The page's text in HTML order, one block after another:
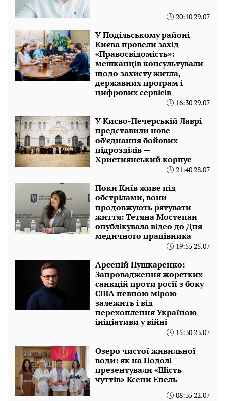
20:10 29.07
У Подільському районі
Києва провели захід
«Правосвідомість»:
мешканців консультували
щодо захисту житла,
державних програм і
цифрових сервісів
16:30 29.07
У Києво-Печерській Лаврі
представили нове
об’єднання бойових
підрозділів —
Християнський корпус
21:40 28.07
Поки Київ живе під
обстрілами, вони
продовжують рятувати
життя: Тетяна Мостепан
опублікувала відео до Дня
медичного працівника
19:55 25.07
Арсеній Пушкаренко:
Запровадження жорстких
санкцій проти росії з боку
США певною мірою
залежить і від
перехоплення Україною
ініціативи у війні
15:30 23.07
Озеро чистої живильної
води: як на Подолі
презентували «Шість
чуттів» Ксени Епель
08:35 22.07